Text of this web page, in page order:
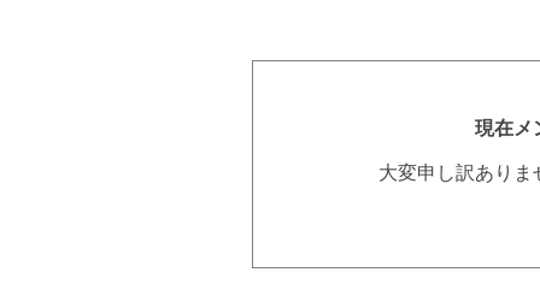
現在メ
大変申し訳あり